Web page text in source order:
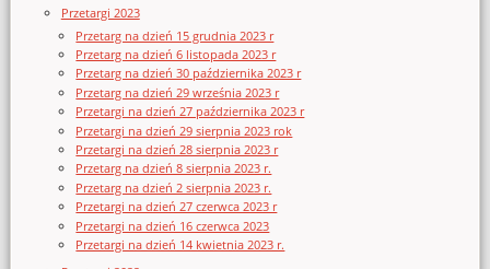
Przetargi 2023
Przetarg na dzień 15 grudnia 2023 r
Przetarg na dzień 6 listopada 2023 r
Przetarg na dzień 30 października 2023 r
Przetarg na dzień 29 września 2023 r
Przetargi na dzień 27 października 2023 r
Przetargi na dzień 29 sierpnia 2023 rok
Przetargi na dzień 28 sierpnia 2023 r
Przetarg na dzień 8 sierpnia 2023 r.
Przetarg na dzień 2 sierpnia 2023 r.
Przetargi na dzień 27 czerwca 2023 r
Przetargi na dzień 16 czerwca 2023
Przetargi na dzień 14 kwietnia 2023 r.